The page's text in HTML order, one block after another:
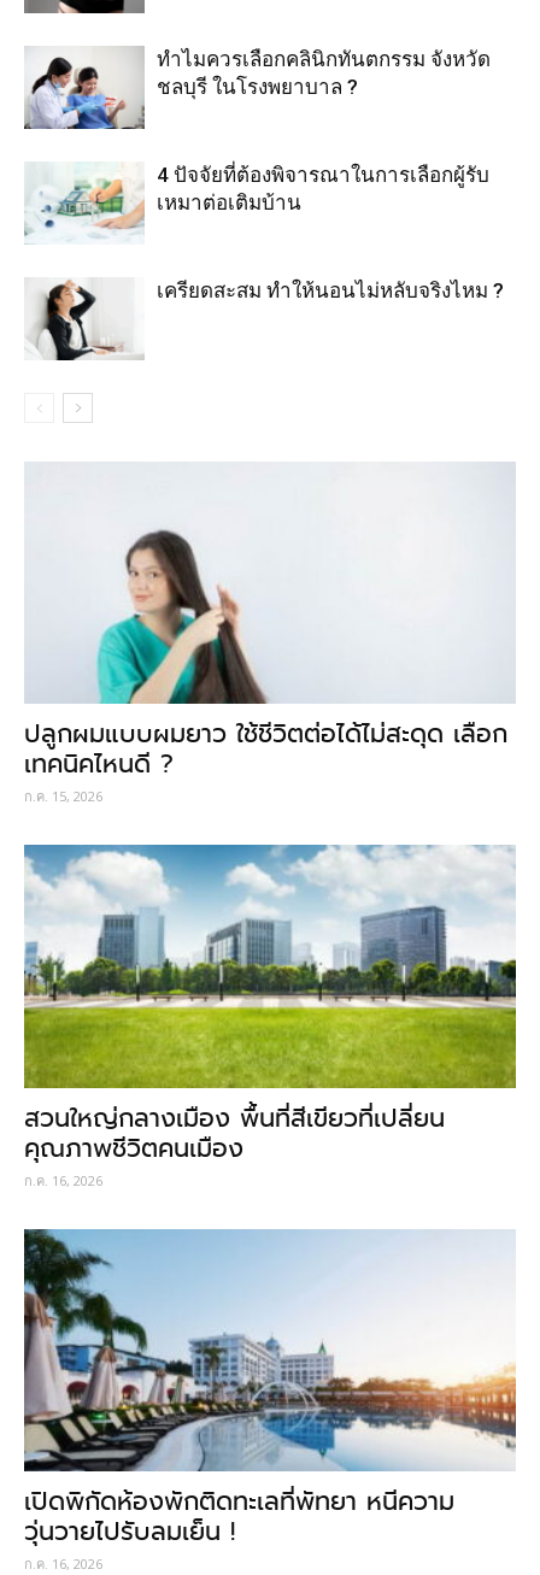
ทำไมควรเลือกคลินิกทันตกรรม จังหวัด
ชลบุรี ในโรงพยาบาล ?
4 ปัจจัยที่ต้องพิจารณาในการเลือกผู้รับ
เหมาต่อเติมบ้าน
เครียดสะสม ทำให้นอนไม่หลับจริงไหม ?
ปลูกผมแบบผมยาว ใช้ชีวิตต่อได้ไม่สะดุด เลือก
เทคนิคไหนดี ?
ก.ค. 15, 2026
สวนใหญ่กลางเมือง พื้นที่สีเขียวที่เปลี่ยน
คุณภาพชีวิตคนเมือง
ก.ค. 16, 2026
เปิดพิกัดห้องพักติดทะเลที่พัทยา หนีความ
วุ่นวายไปรับลมเย็น !
ก.ค. 16, 2026